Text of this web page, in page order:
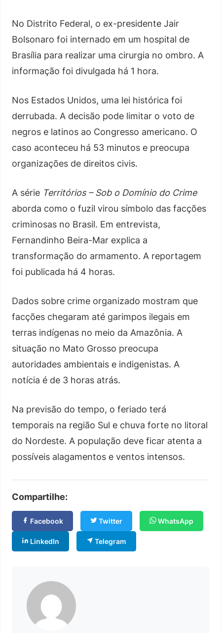
No Distrito Federal, o ex-presidente Jair
Bolsonaro foi internado em um hospital de
Brasília para realizar uma cirurgia no ombro. A
informação foi divulgada há 1 hora.
Nos Estados Unidos, uma lei histórica foi
derrubada. A decisão pode limitar o voto de
negros e latinos ao Congresso americano. O
caso aconteceu há 53 minutos e preocupa
organizações de direitos civis.
A série Territórios – Sob o Domínio do Crime
aborda como o fuzil virou símbolo das facções
criminosas no Brasil. Em entrevista,
Fernandinho Beira-Mar explica a
transformação do armamento. A reportagem
foi publicada há 4 horas.
Dados sobre crime organizado mostram que
facções chegaram até garimpos ilegais em
terras indígenas no meio da Amazônia. A
situação no Mato Grosso preocupa
autoridades ambientais e indigenistas. A
notícia é de 3 horas atrás.
Na previsão do tempo, o feriado terá
temporais na região Sul e chuva forte no litoral
do Nordeste. A população deve ficar atenta a
possíveis alagamentos e ventos intensos.
Compartilhe:
Facebook Twitter WhatsApp
LinkedIn Telegram